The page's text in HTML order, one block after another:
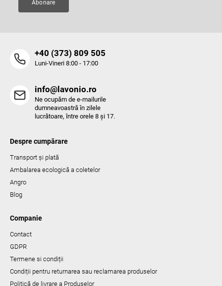
Abonare
‭+40 (373) 809 505‬
Luni-Vineri 8:00 - 17:00
info@lavonio.ro
Ne ocupăm de e-mailurile
dumneavoastră în zilele
lucrătoare, între orele 8 și 17.
Despre cumpărare
Transport și plată
Ambalarea ecologică a coletelor
Angro
Blog
Companie
Contact
GDPR
Termene si condiții
Condiții pentru returnarea sau reclamarea produselor
Politică de livrare a Produselor